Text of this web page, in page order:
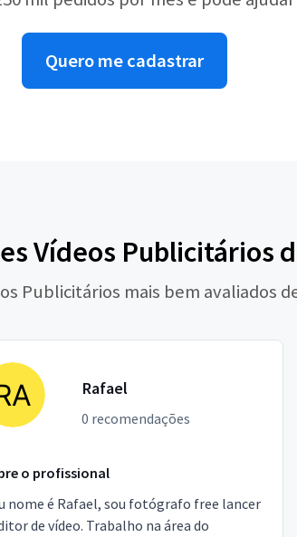
Quero me cadastrar
Vídeos Publicitários
Publicitários mais bem avaliados
Rafael
0 recomendações
o profissional
nome é Rafael, sou fotógrafo free lancer
de vídeo. Trabalho na área do